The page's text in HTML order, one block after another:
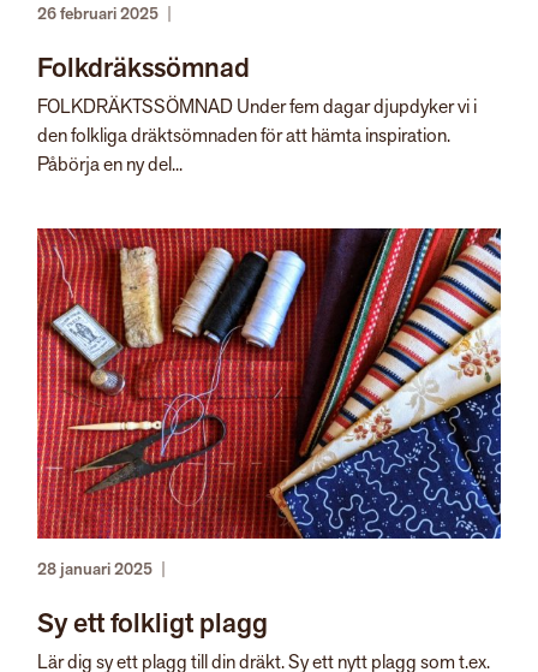
26 februari 2025
Folkdräkssömnad
FOLKDRÄKTSSÖMNAD Under fem dagar djupdyker vi i
den folkliga dräktsömnaden för att hämta inspiration.
Påbörja en ny del...
28 januari 2025
Sy ett folkligt plagg
Lär dig sy ett plagg till din dräkt. Sy ett nytt plagg som t.ex.